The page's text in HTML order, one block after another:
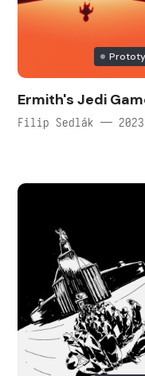
Ermith's Jedi
Filip Sedlák — 2023